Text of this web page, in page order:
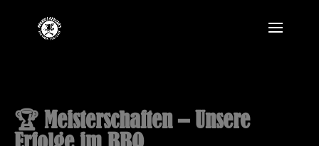
🏆 Meisterschaften – Unsere